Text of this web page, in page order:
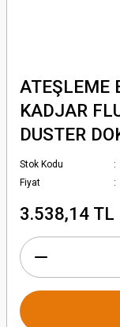
ATEŞLEME
KADJAR
DUSTER
Stok Kodu
Fiyat
3.538,14 TL